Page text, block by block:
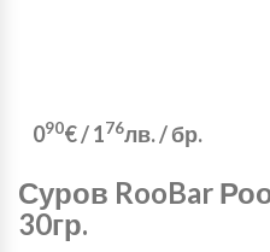
090€/176лв./ бр.
Суров RooBar
30гр.